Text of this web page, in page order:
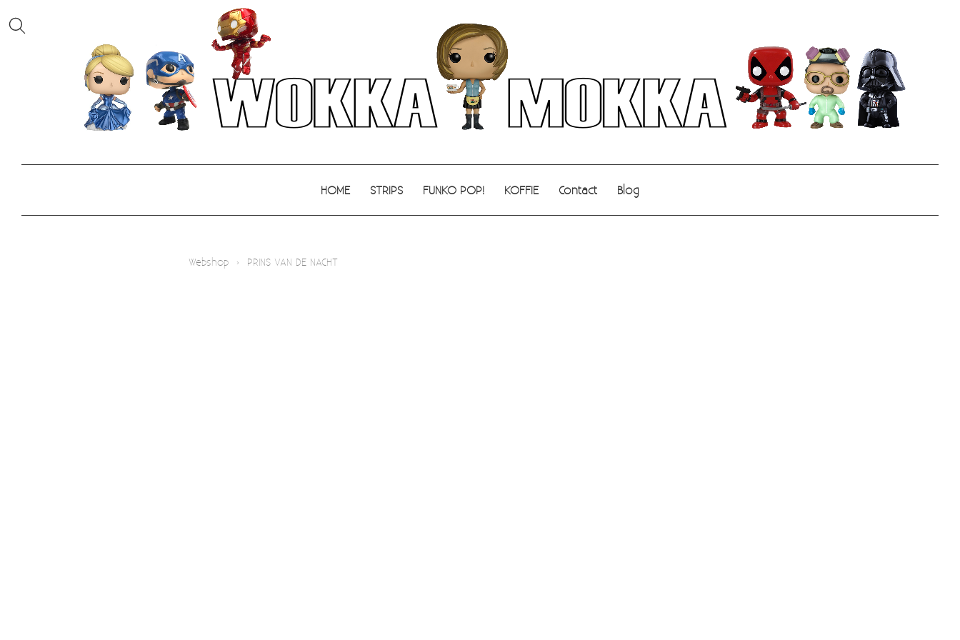
HOME STRIPS FUNKO POP! KOFFIE Contact Blog
Webshop › PRINS VAN DE NACHT